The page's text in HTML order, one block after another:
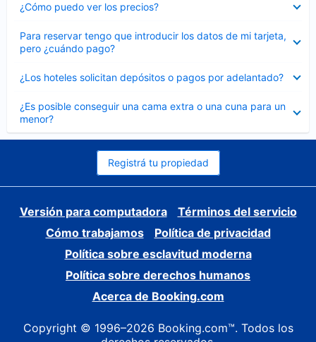
¿Cómo puedo ver los precios?
cerrado
Para reservar tengo que introducir los datos de mi tarjeta,
pero ¿cuándo pago?
cerrado
¿Los hoteles solicitan depósitos o pagos por adelantado?
cerrado
¿Es posible conseguir una cama extra o una cuna para un
menor?
cerrado
Registrá tu propiedad
Versión para computadora
Términos del servicio
Cómo trabajamos
Política de privacidad
Política sobre esclavitud moderna
Política sobre derechos humanos
Acerca de Booking.com
Copyright © 1996–2026 Booking.com™. Todos los